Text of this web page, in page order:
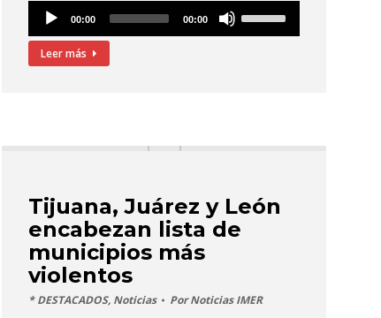
Reproductor
audio
00:00 00:00
aumentar
el
Leer más
Tijuana, Juárez y León
encabezan lista de
municipios más
violentos
* DESTACADOS, Noticias PorNoticias IMER